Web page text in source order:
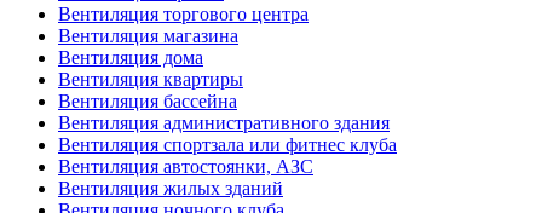
Вентиляция торгового центра
Вентиляция магазина
Вентиляция дома
Вентиляция квартиры
Вентиляция бассейна
Вентиляция административного здания
Вентиляция спортзала или фитнес клуба
Вентиляция автостоянки, АЗС
Вентиляция жилых зданий